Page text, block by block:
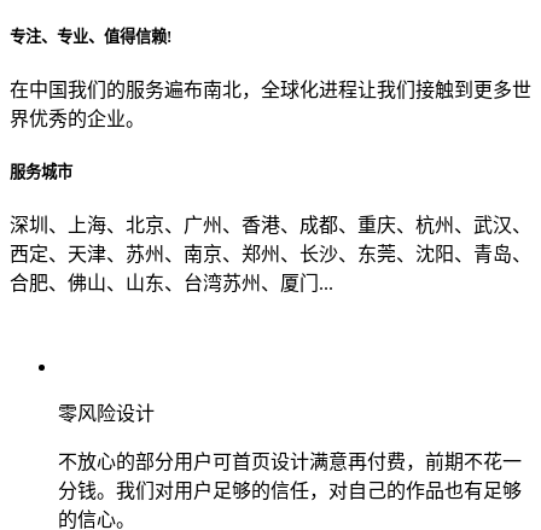
专注、专业、值得信赖!
在中国我们的服务遍布南北，全球化进程让我们接触到更多世
界优秀的企业。
服务城市
深圳、上海、北京、广州、香港、成都、重庆、杭州、武汉、
西定、天津、苏州、南京、郑州、长沙、东莞、沈阳、青岛、
合肥、佛山、山东、台湾苏州、厦门...
零风险设计
不放心的部分用户可首页设计满意再付费，前期不花一
分钱。我们对用户足够的信任，对自己的作品也有足够
的信心。